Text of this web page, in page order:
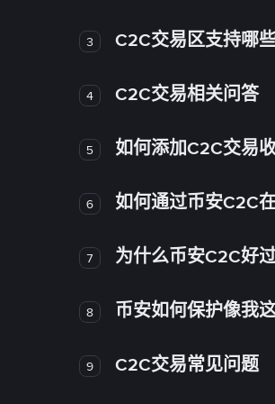
3 C2C交易区支持哪
4 C2C交易相关问答
5 如何添加C2C交易
6 如何通过币安C2C
7 为什么币安C2C好
8 币安如何保护像我
9 C2C交易常见问题